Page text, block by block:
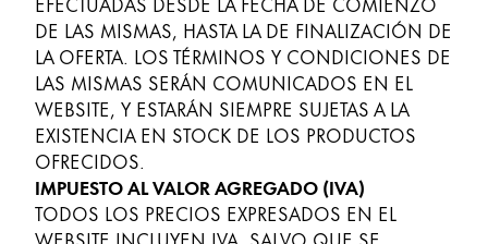
DE LAS MISMAS, HASTA LA DE FINALIZACIÓN DE
LA OFERTA. LOS TÉRMINOS Y CONDICIONES DE
LAS MISMAS SERÁN COMUNICADOS EN EL
WEBSITE, Y ESTARÁN SIEMPRE SUJETAS A LA
EXISTENCIA EN STOCK DE LOS PRODUCTOS
OFRECIDOS.
IMPUESTO AL VALOR AGREGADO (IVA)
TODOS LOS PRECIOS EXPRESADOS EN EL